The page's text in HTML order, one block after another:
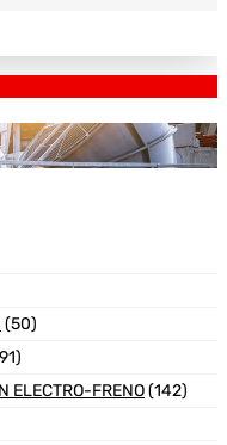
(50)
ELECTRO-FRENO(142)